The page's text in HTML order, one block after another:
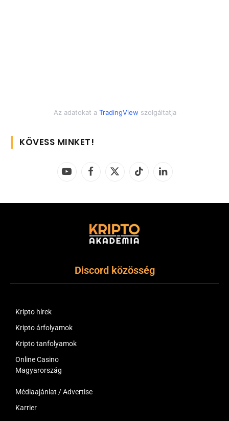
Az adatokat a TradingView szolgáltatja
KÖVESS MINKET!
YouTubeFacebook
X
TikTok LinkedIn
Discord közösség
Kripto hírek
Kripto árfolyamok
Kripto tanfolyamok
Online Casino
Magyarország
Médiaajánlat / Advertise
Karrier